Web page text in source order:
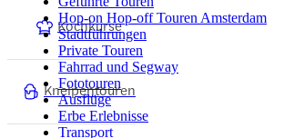
Hop-on Hop-off Touren Amsterdam
Stadtführungen
Private Touren
Fahrrad und Segway
Fototouren
Ausflüge
Erbe Erlebnisse
Transport
Kochkurse
Kneipentouren